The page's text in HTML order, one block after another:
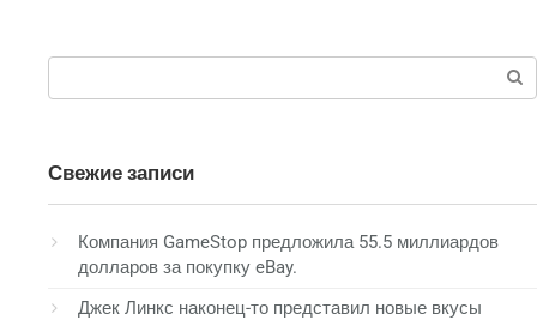
Поиск:
Свежие записи
Компания GameStop предложила 55.5 миллиардов
долларов за покупку eBay.
Джек Линкс наконец-то представил новые вкусы